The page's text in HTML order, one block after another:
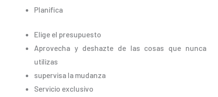
Planifica
Elige el presupuesto
Aprovecha y deshazte de las cosas que nunca
utilizas
supervisa la mudanza
Servicio exclusivo